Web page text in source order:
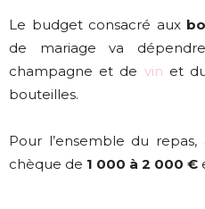
Le budget consacré aux
de mariage va
champagne et de vin et
bouteilles.
Pour l’ensemble du
chèque de 1 000 à 2 000 €